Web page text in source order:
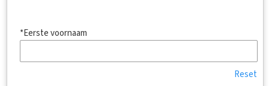
*Eerste voornaam
Reset